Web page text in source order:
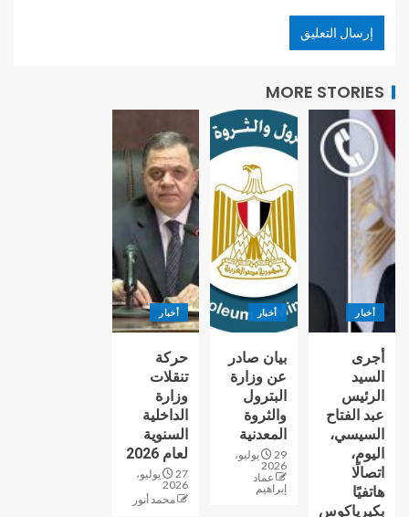
MORE STORIES
أخبار
أجرى
السيد
الرئيس
عبد الفتاح
السيسي،
اليوم،
اتصالًا
هاتفيًا
بكيرياكوس
أخبار
بيان صادر
عن وزارة
البترول
والثروة
المعدنية
29 يوليو،
2026
عماد
إبراهيم
أخبار
حركة
تنقلات
وزارة
الداخلية
السنوية
لعام 2026
27 يوليو،
2026
محمد أنور